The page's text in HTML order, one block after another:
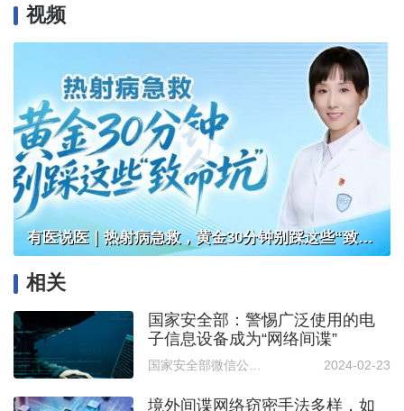
视频
有医说医｜热射病急救，黄金30分钟别踩这些“致命坑”
相关
国家安全部：警惕广泛使用的电
子信息设备成为“网络间谍”
2024-02-23
境外间谍网络窃密手法多样，如